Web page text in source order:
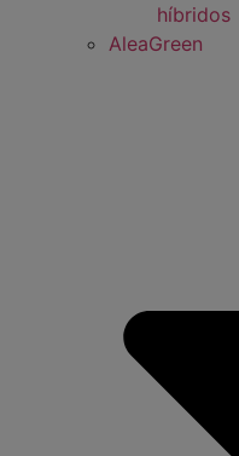
híbridos
AleaGreen